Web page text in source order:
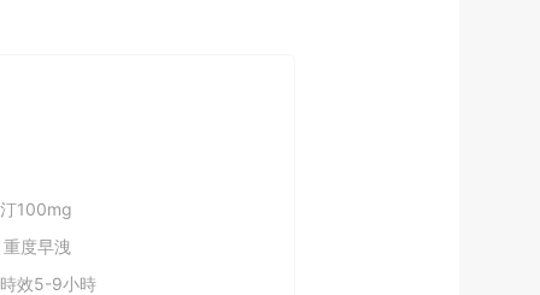
100mg
度早洩
效5-9小時